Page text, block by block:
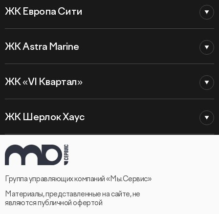
ЖК Европа Сити
ЖК Astra Marine
ЖК «VI Квартал»
ЖК Шерлок Хаус
Группа управляющих компаний «Мы.Сервис»
Материалы, представленные на сайте, не
являются публичной офертой